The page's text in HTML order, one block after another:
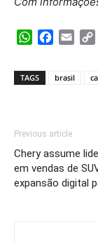
WhatsAppEmail
TAGS brasil
Previous article
Chery assume
em vendas de
expansão digital